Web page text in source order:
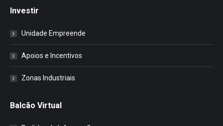
Investir
Unidade Empreende
Apoios e Incentivos
Zonas Industriais
Balcão Virtual